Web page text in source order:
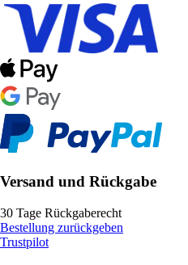
Versand und Rückgabe
30 Tage Rückgaberecht
Bestellung zurückgeben
Trustpilot